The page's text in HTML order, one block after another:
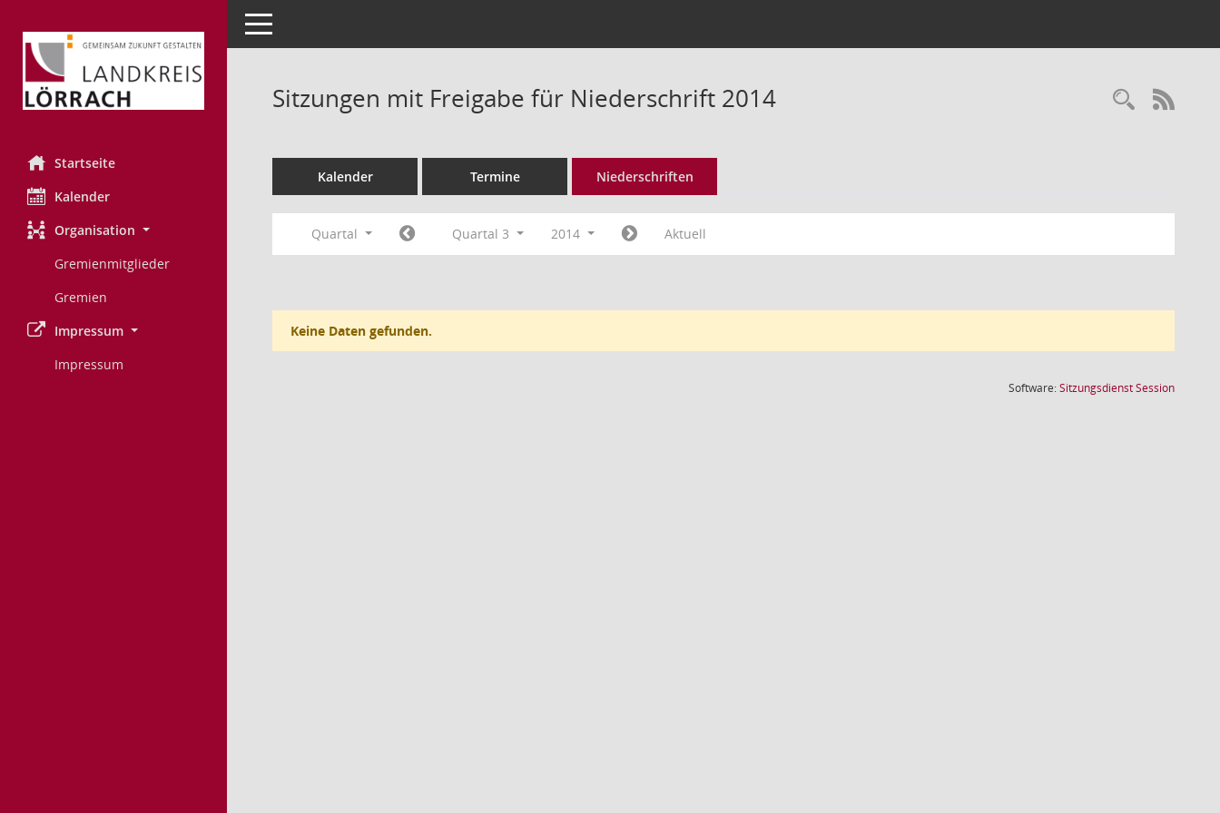
Startseite
Kalender
Organisation
Gremienmitglieder
Gremien
Impressum
Impressum
Toggle navigation
Sitzungen mit Freigabe für Niederschrift 2014
Kalender Termine Niederschriften
Quartal Quartal 3 2014 Aktuell
Keine Daten gefunden.
Software:SitzungsdienstSession(Wird in